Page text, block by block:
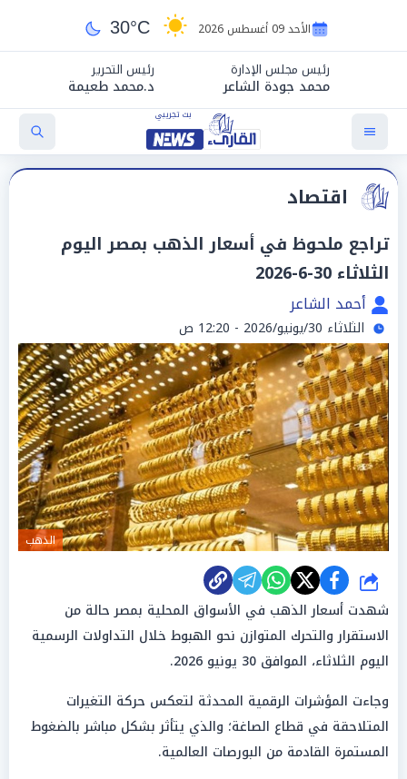
الأحد 09 أغسطس 2026 30°C
رئيس مجلس الإدارة
محمد جودة الشاعر
رئيس التحرير
د.محمد طعيمة
اقتصاد
تراجع ملحوظ في أسعار الذهب بمصر اليوم
الثلاثاء 30-6-2026
أحمد الشاعر
الثلاثاء 30/يونيو/2026 - 12:20 ص
الذهب
شارك
شهدت أسعار الذهب في الأسواق المحلية بمصر حالة من
الاستقرار والتحرك المتوازن نحو الهبوط خلال التداولات الرسمية
اليوم الثلاثاء، الموافق 30 يونيو 2026.
وجاءت المؤشرات الرقمية المحدثة لتعكس حركة التغيرات
المتلاحقة في قطاع الصاغة؛ والذي يتأثر بشكل مباشر بالضغوط
المستمرة القادمة من البورصات العالمية.